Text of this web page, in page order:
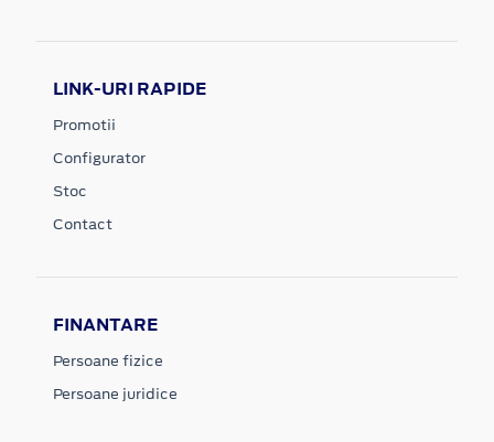
LINK-URI RAPIDE
Promotii
Configurator
Stoc
Contact
FINANTARE
Persoane fizice
Persoane juridice